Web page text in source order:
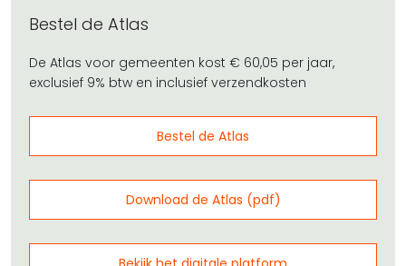
Bestel de Atlas
De Atlas voor gemeenten kost € 60,05 per jaar,
exclusief 9% btw en inclusief verzendkosten
Bestel de Atlas
Download de Atlas (pdf)